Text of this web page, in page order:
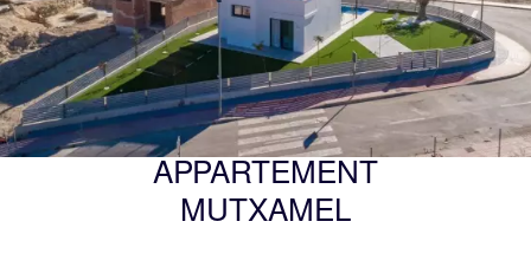
APPARTEMENT
MUTXAMEL